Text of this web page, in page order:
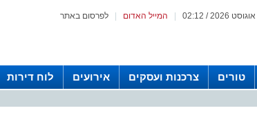
לפרסום באתר המייל האדום
טורים צרכנות ועסקים אירועים לוח דירות